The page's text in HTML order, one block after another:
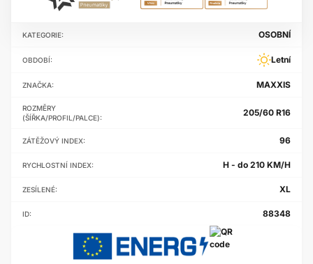
KATEGORIE: OSOBNÍ
OBDOBÍ: Letní
ZNAČKA: MAXXIS
ROZMĚRY
(ŠÍŘKA/PROFIL/PALCE):
205/60 R16
ZÁTĚŽOVÝ INDEX: 96
RYCHLOSTNÍ INDEX: H - do 210 KM/H
ZESÍLENÉ: XL
ID: 88348